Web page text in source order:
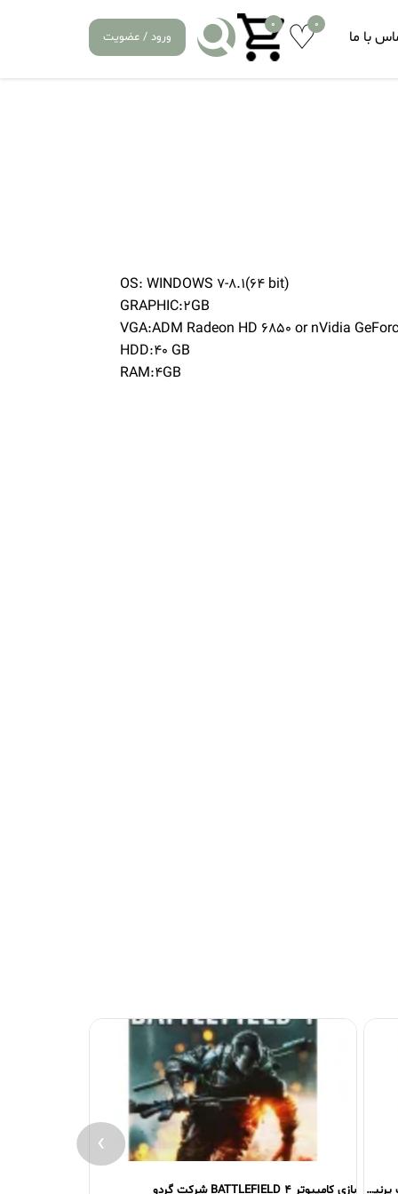
با ما
0
0
ورود / عضویت
OS: WINDOWS 7-8.1(64 bit)
GRAPHIC:2GB
VGA:ADM Radeon HD 6850 or nVidia
HDD:40 GB
RAM:4GB
بازی کامپیوتر RESIDENT EVIL 6 شرکت پرنیان
›